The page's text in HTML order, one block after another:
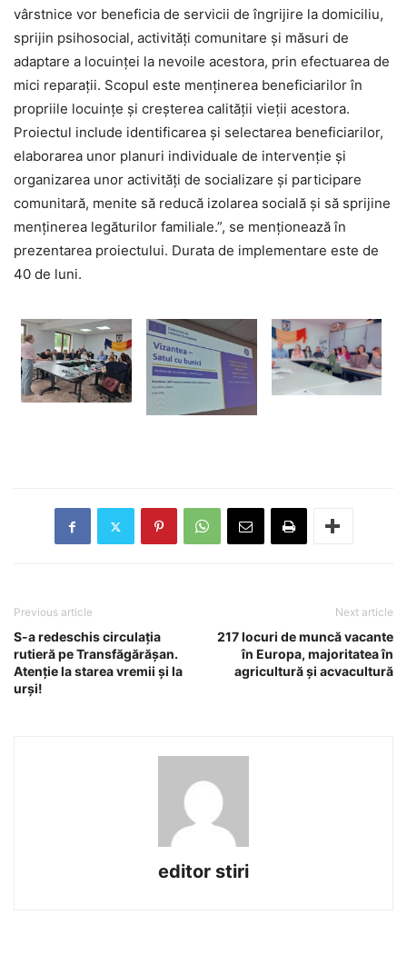
vârstnice vor beneficia de servicii de îngrijire la domiciliu,
sprijin psihosocial, activități comunitare și măsuri de
adaptare a locuinței la nevoile acestora, prin efectuarea de
mici reparații. Scopul este menținerea beneficiarilor în
propriile locuințe și creșterea calității vieții acestora.
Proiectul include identificarea și selectarea beneficiarilor,
elaborarea unor planuri individuale de intervenție și
organizarea unor activități de socializare și participare
comunitară, menite să reducă izolarea socială și să sprijine
menținerea legăturilor familiale.”, se menționează în
prezentarea proiectului. Durata de implementare este de
40 de luni.
Previous article
S-a redeschis circulația
rutieră pe Transfăgărășan.
Atenție la starea vremii și la
urși!
Next article
217 locuri de muncă vacante
în Europa, majoritatea în
agricultură și acvacultură
editor stiri